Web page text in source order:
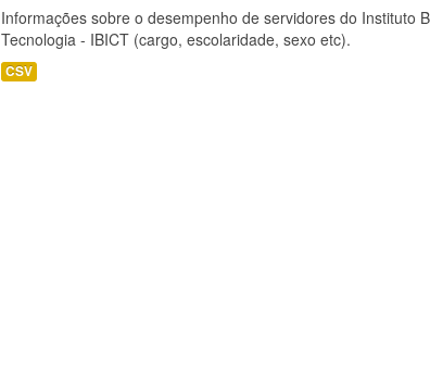
Informações sobre o desempenho de servidores do Instituto
Tecnologia - IBICT (cargo, escolaridade, sexo etc).
CSV